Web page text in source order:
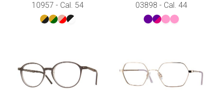
10957 - Cal. 54 03898 - Cal. 44